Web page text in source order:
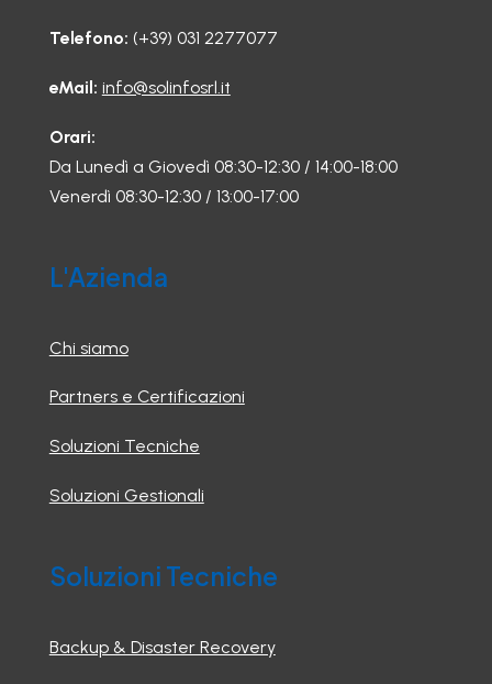
Telefono: (+39) 031 2277077
eMail: info@solinfosrl.it
Orari:
Da Lunedì a Giovedì 08:30-12:30 / 14:00-18:00
Venerdì 08:30-12:30 / 13:00-17:00
L'Azienda
Chi siamo
Partners e Certificazioni
Soluzioni Tecniche
Soluzioni Gestionali
Soluzioni Tecniche
Backup & Disaster Recovery